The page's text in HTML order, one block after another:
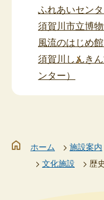
ふれあいセン
須賀川市立博
風流のはじめ
須賀川しんき
ンター）
ホーム 施設案内
文化施設
歴